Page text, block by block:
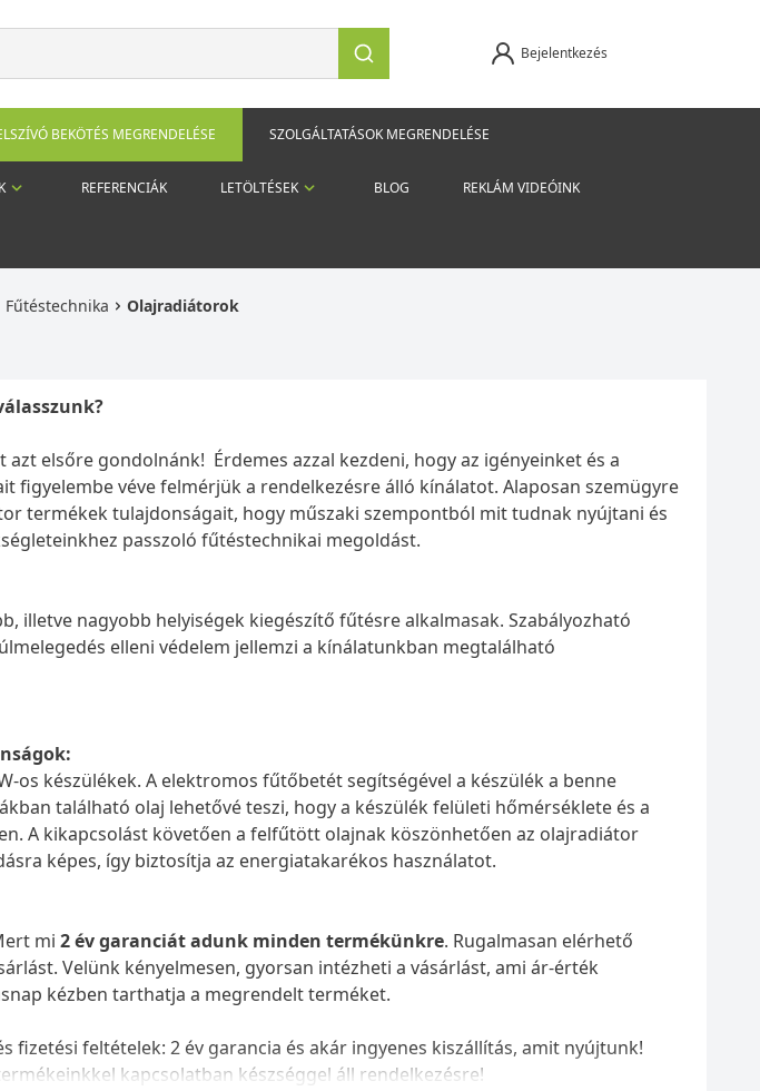
Bejelentkezés
BEKÖTÉS MEGRENDELÉSE SZOLGÁLTATÁSOK MEGRENDELÉSE
REFERENCIÁK LETÖLTÉSEK BLOG REKLÁM VIDEÓINK
Fűtéstechnika Olajradiátorok
azt elsőre gondolnánk! Érdemes azzal kezdeni, hogy az igényeinket és a
figyelembe véve felmérjük a rendelkezésre álló kínálatot. Alaposan szemügyre
termékek tulajdonságait, hogy műszaki szempontból mit tudnak nyújtani és
passzoló fűtéstechnikai megoldást.
illetve nagyobb helyiségek kiegészítő fűtésre alkalmasak. Szabályozható
elleni védelem jellemzi a kínálatunkban megtalálható
os készülékek. A elektromos fűtőbetét segítségével a készülék a benne
található olaj lehetővé teszi, hogy a készülék felületi hőmérséklete és a
A kikapcsolást követően a felfűtött olajnak köszönhetően az olajradiátor
képes, így biztosítja az energiatakarékos használatot.
mi 2 év garanciát adunk minden termékünkre. Rugalmasan elérhető
Velünk kényelmesen, gyorsan intézheti a vásárlást, ami ár-érték
kézben tarthatja a megrendelt terméket.
fizetési feltételek: 2 év garancia és akár ingyenes kiszállítás, amit nyújtunk!
kapcsolatban készséggel áll rendelkezésre!